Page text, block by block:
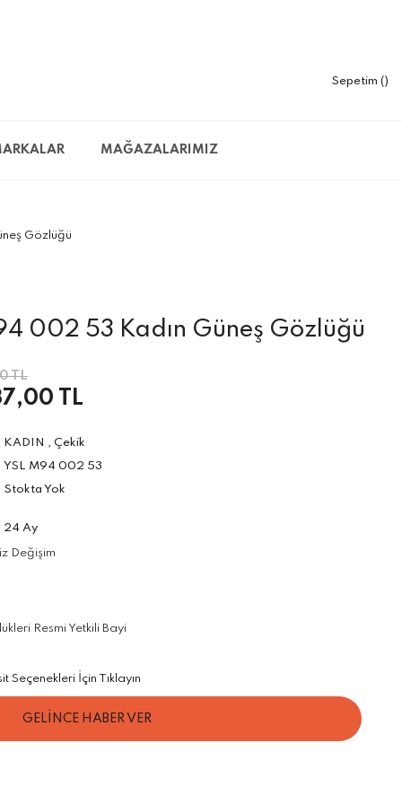
Sepetim
MAĞAZALARIMIZ
Gözlüğü
002 53 Kadın Güneş Gözlüğü
TL
TL
KADIN , Çekik
YSL M94 002 53
Stokta Yok
24 Ay
Değişim
Resmi Yetkili Bayi
İçin Tıklayın
GELİNCE HABER VER